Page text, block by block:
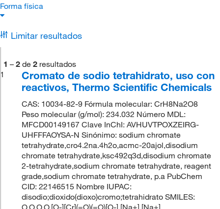
Forma física
Limitar resultados
1 – 2 de 2 resultados
1
Cromato de sodio tetrahidrato, uso con
reactivos, Thermo Scientific Chemicals
CAS: 10034-82-9 Fórmula molecular: CrH8Na2O8
Peso molecular (g/mol): 234.032 Número MDL:
MFCD00149167 Clave InChI: AVHUVTPOXZEIRG-
UHFFFAOYSA-N Sinónimo: sodium chromate
tetrahydrate,cro4.2na.4h2o,acmc-20ajol,disodium
chromate tetrahydrate,ksc492q3d,disodium chromate
2-tetrahydrate,sodium chromate tetrahydrate, reagent
grade,sodium chromate tetrahydrate, p.a PubChem
CID: 22146515 Nombre IUPAC:
disodio;dioxido(dioxo)cromo;tetrahidrato SMILES:
O.O.O.O.[O-][Cr](=O)(=O)[O-].[Na+].[Na+]